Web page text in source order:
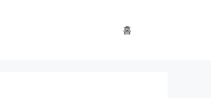
홈